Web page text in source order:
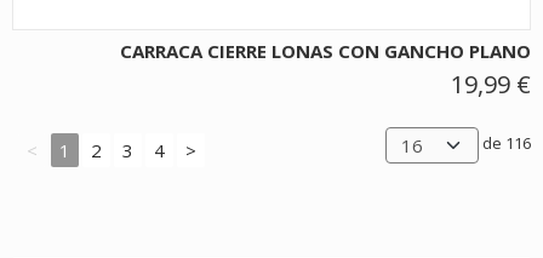
CARRACA CIERRE LONAS CON GANCHO PLANO
19,99 €
< 1 2 3 4 > de 116